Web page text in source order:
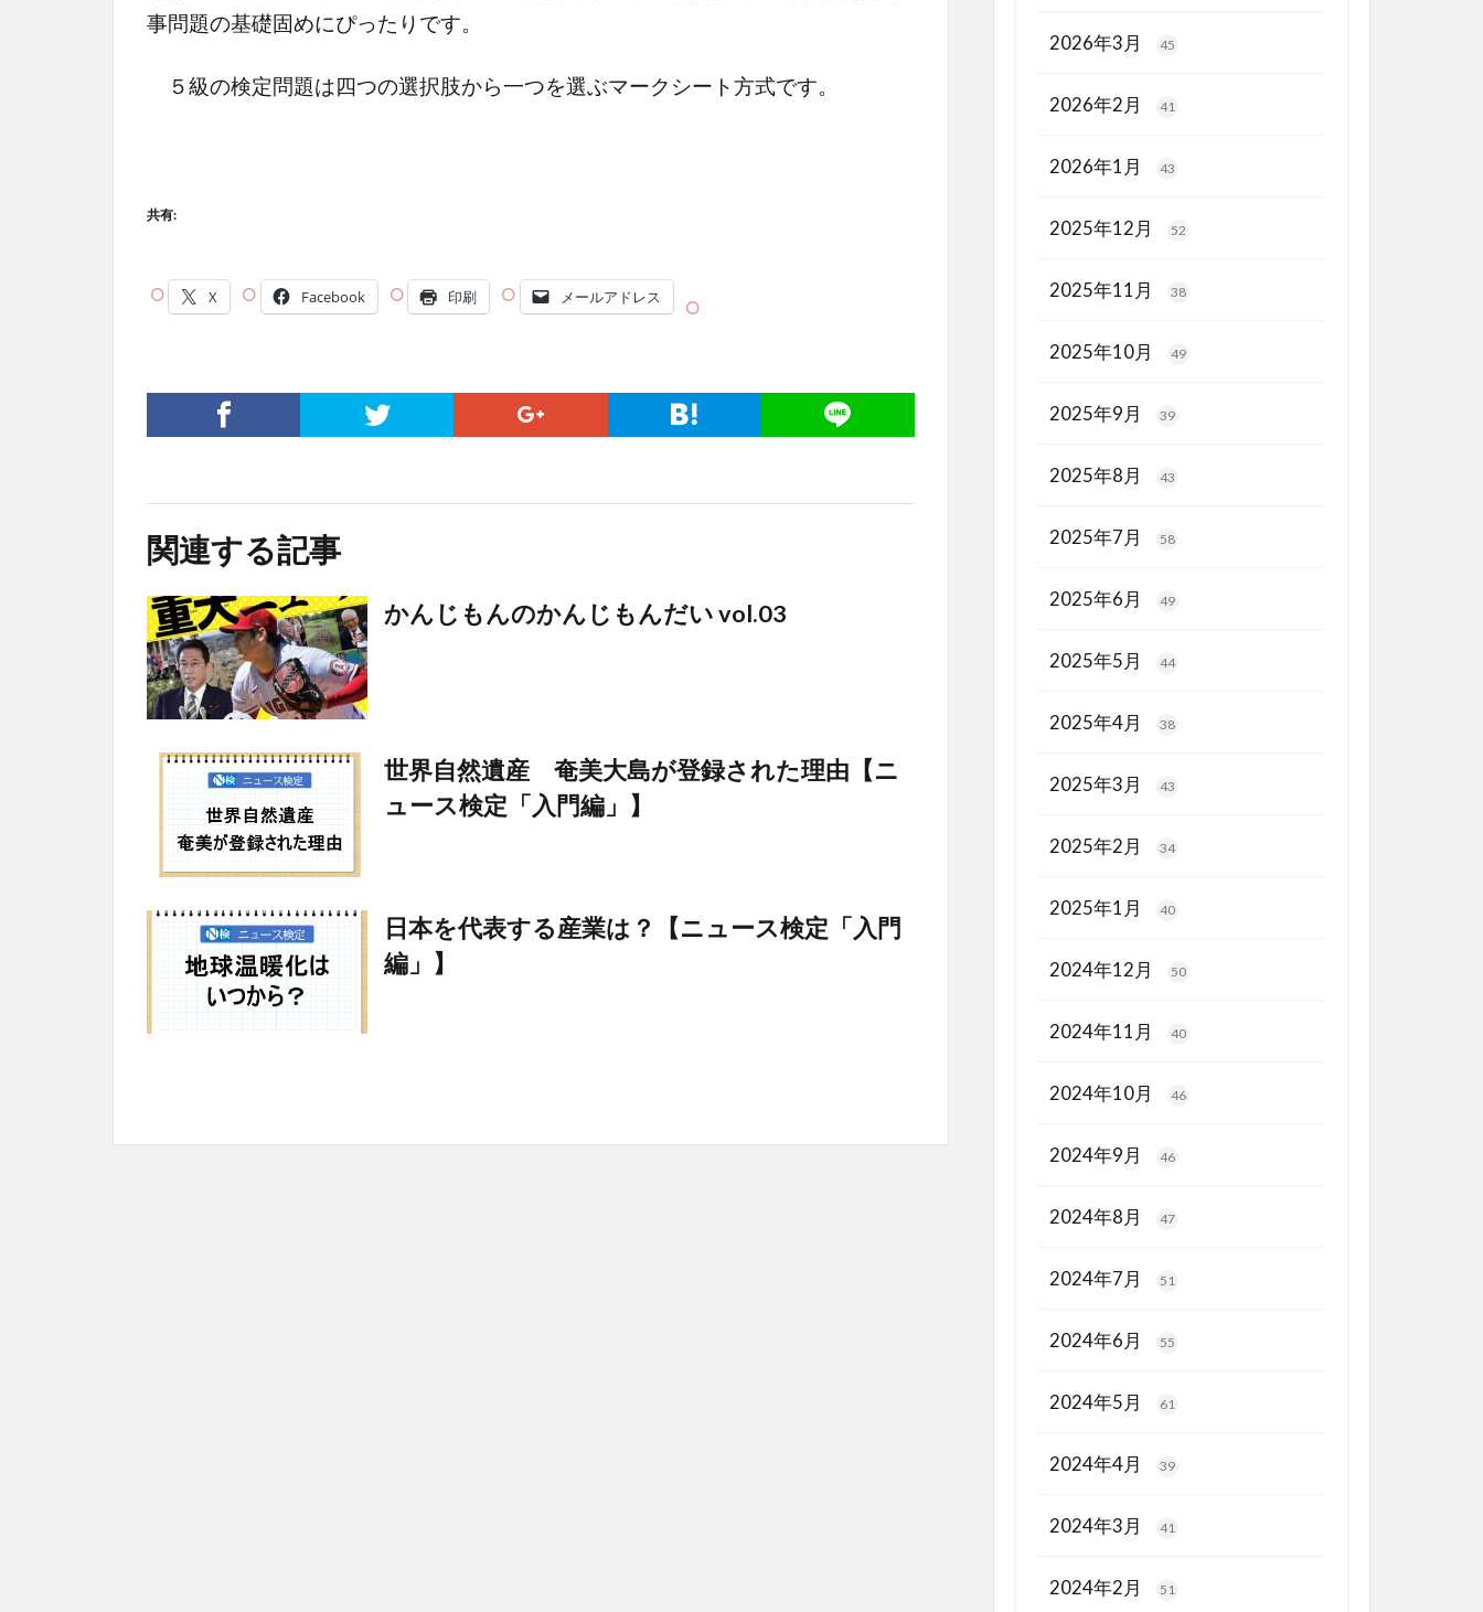
事問題の基礎固めにぴったりです。
５級の検定問題は四つの選択肢から一つを選ぶマークシート方式です。
共有:
X Facebook 印刷 メールアドレス
関連する記事
かんじもんのかんじもんだい vol.03
世界自然遺産 奄美大島が登録された理由【ニ
ュース検定「入門編」】
日本を代表する産業は？【ニュース検定「入門
編」】
2026年3月 45
2026年2月 41
2026年1月 43
2025年12月 52
2025年11月 38
2025年10月 49
2025年9月 39
2025年8月 43
2025年7月 58
2025年6月 49
2025年5月 44
2025年4月 38
2025年3月 43
2025年2月 34
2025年1月 40
2024年12月 50
2024年11月 40
2024年10月 46
2024年9月 46
2024年8月 47
2024年7月 51
2024年6月 55
2024年5月 61
2024年4月 39
2024年3月 41
2024年2月 51